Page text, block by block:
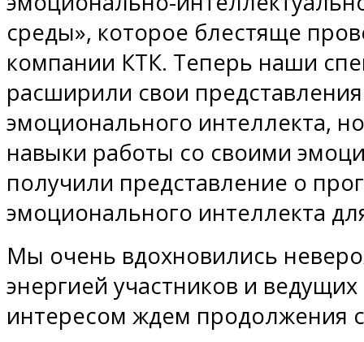
среды», которое блестяще
компании КТК. Теперь наши
расширили свои
эмоционального интеллекта,
навыки работы со своими
получили представление о
эмоционального интеллекта
Мы очень вдохновились
энергией участников и
интересом ждем продолжения